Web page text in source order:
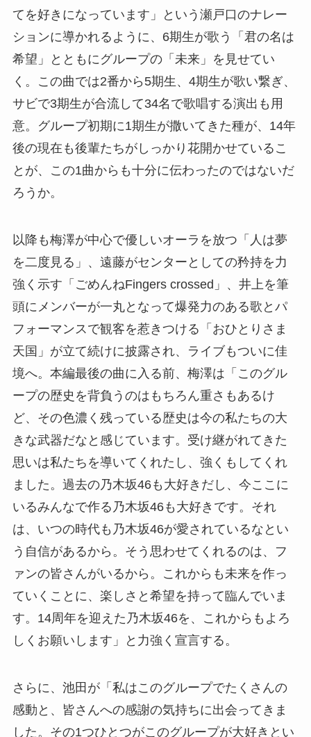
てを好きになっています」という瀬戸口のナレー
ションに導かれるように、6期生が歌う「君の名は
希望」とともにグループの「未来」を見せてい
く。この曲では2番から5期生、4期生が歌い繋ぎ、
サビで3期生が合流して34名で歌唱する演出も用
意。グループ初期に1期生が撒いてきた種が、14年
後の現在も後輩たちがしっかり花開かせているこ
とが、この1曲からも十分に伝わったのではないだ
ろうか。
以降も梅澤が中心で優しいオーラを放つ「人は夢
を二度見る」、遠藤がセンターとしての矜持を力
強く示す「ごめんねFingers crossed」、井上を筆
頭にメンバーが一丸となって爆発力のある歌とパ
フォーマンスで観客を惹きつける「おひとりさま
天国」が立て続けに披露され、ライブもついに佳
境へ。本編最後の曲に入る前、梅澤は「このグル
ープの歴史を背負うのはもちろん重さもあるけ
ど、その色濃く残っている歴史は今の私たちの大
きな武器だなと感じています。受け継がれてきた
思いは私たちを導いてくれたし、強くもしてくれ
ました。過去の乃木坂46も大好きだし、今ここに
いるみんなで作る乃木坂46も大好きです。それ
は、いつの時代も乃木坂46が愛されているなとい
う自信があるから。そう思わせてくれるのは、フ
ァンの皆さんがいるから。これからも未来を作っ
ていくことに、楽しさと希望を持って臨んでいま
す。14周年を迎えた乃木坂46を、これからもよろ
しくお願いします」と力強く宣言する。
さらに、池田が「私はこのグループでたくさんの
感動と、皆さんへの感謝の気持ちに出会ってきま
した。その1つひとつがこのグループが大好きとい